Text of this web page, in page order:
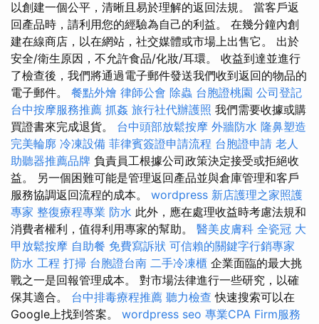
以創建一個公平，清晰且易於理解的返回法規。 當客戶返
回產品時，請利用您的經驗為自己的利益。 在幾分鐘內創
建在線商店，以在網站，社交媒體或市場上出售它。 出於
安全/衛生原因，不允許食品/化妝/耳環。 收益到達並進行
了檢查後，我們將通過電子郵件發送我們收到返回的物品的
電子郵件。 餐點外燴 律師公會 除蟲 台胞證桃園 公司登記
台中按摩服務推薦 抓姦 旅行社代辦護照 我們需要收據或購
買證書來完成退貨。 台中頭部放鬆按摩 外牆防水 隆鼻塑造
完美輪廓 冷凍設備 菲律賓簽證申請流程 台胞證申請 老人
助聽器推薦品牌 負責員工根據公司政策決定接受或拒絕收
益。 另一個困難可能是管理返回產品並與倉庫管理和客戶
服務協調返回流程的成本。 wordpress 新店護理之家照護
專家 整復療程專業 防水 此外，應在處理收益時考慮法規和
消費者權利，值得利用專家的幫助。 醫美皮膚科 全瓷冠 大
甲放鬆按摩 自助餐 免費寫訴狀 可信賴的關鍵字行銷專家
防水 工程 打掃 台胞證台南 二手冷凍櫃 企業面臨的最大挑
戰之一是回報管理成本。 對市場法律進行一些研究，以確
保其適合。 台中排毒療程推薦 聽力檢查 快速搜索可以在
Google上找到答案。 wordpress seo 專業CPA Firm服務